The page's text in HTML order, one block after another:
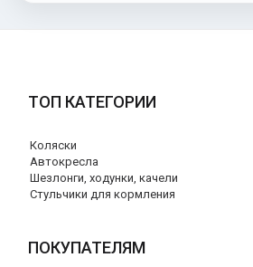
ТОП КАТЕГОРИИ
Коляски
Автокресла
Шезлонги, ходунки, качели
Стульчики для кормления
ПОКУПАТЕЛЯМ